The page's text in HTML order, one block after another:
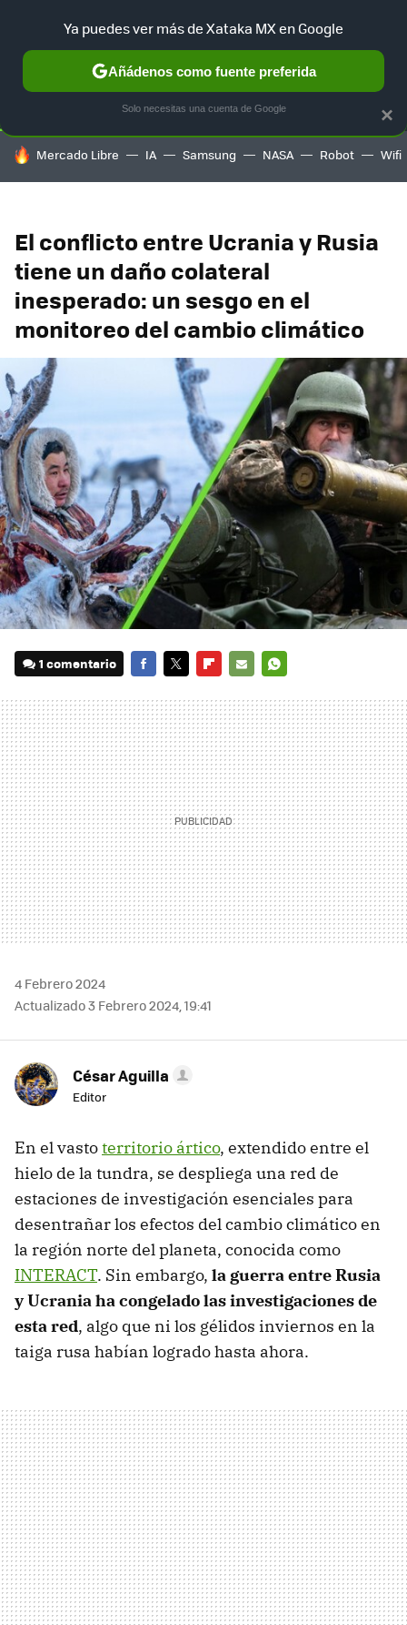
SELECCIÓN GAMING HOME AUTO TERRITORIO
HOY SE HABLA DE
Mercado Libre IA Samsung NASA Robot Wifi
El conflicto entre Ucrania y Rusia
tiene un daño colateral
inesperado: un sesgo en el
monitoreo del cambio climático
1 comentario
MAIL
4 Febrero 2024
Actualizado 3 Febrero 2024, 19:41
César Aguilla
Editor
En el vastoterritorio ártico, extendido entre el
hielo de la tundra, se despliega una red de
estaciones de investigación esenciales para
desentrañar los efectos del cambio climático en
la región norte del planeta, conocida como
INTERACT. Sin embargo, la guerra entre Rusia
y Ucrania ha congelado las investigaciones de
esta red, algo que ni los gélidos inviernos en la
taiga rusa habían logrado hasta ahora.
×
Ya puedes ver más de Xataka MX en Google
Añádenos como fuente preferida
Solo necesitas una cuenta de Google